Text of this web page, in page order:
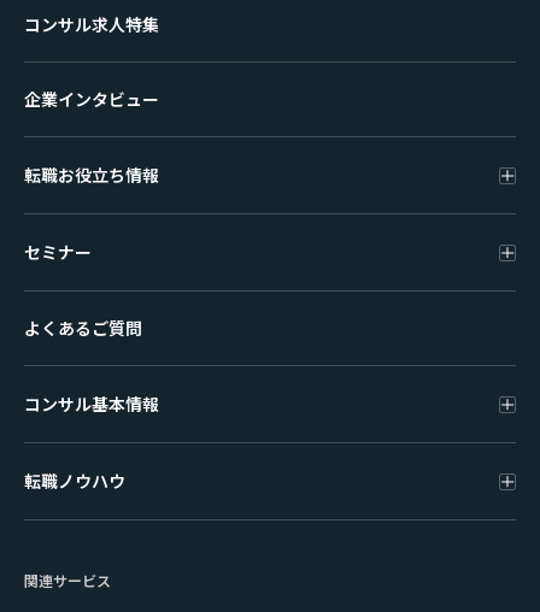
コンサル求人特集
企業インタビュー
転職お役立ち情報
セミナー
よくあるご質問
コンサル基本情報
転職ノウハウ
関連サービス